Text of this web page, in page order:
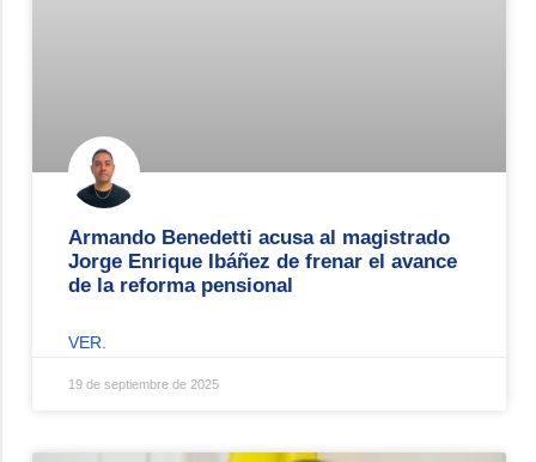
Armando Benedetti acusa al magistrado
Jorge Enrique Ibáñez de frenar el avance
de la reforma pensional
VER.
19 de septiembre de 2025